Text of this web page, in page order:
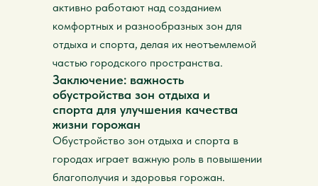
активно работают над созданием
комфортных и разнообразных зон для
отдыха и спорта, делая их неотъемлемой
частью городского пространства.
Заключение: важность
обустройства зон отдыха и
спорта для улучшения качества
жизни горожан
Обустройство зон отдыха и спорта в
городах играет важную роль в повышении
благополучия и здоровья горожан.